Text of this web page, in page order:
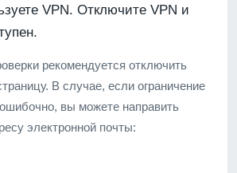
VPN. Отключите VPN и
рекомендуется отключить
В случае, если ограничение
вы можете направить
электронной почты: